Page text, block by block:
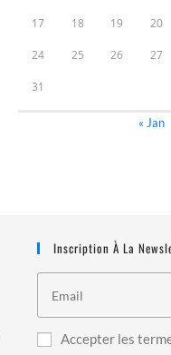
17 18 19 20
24 25 26 27
31
« Jan
Inscription À La
Accepter les